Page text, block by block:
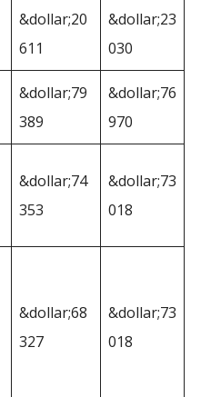
&dollar;20
611
&dollar;23
030
&dollar;79
389
&dollar;76
970
&dollar;74
353
&dollar;73
018
&dollar;68
327
&dollar;73
018